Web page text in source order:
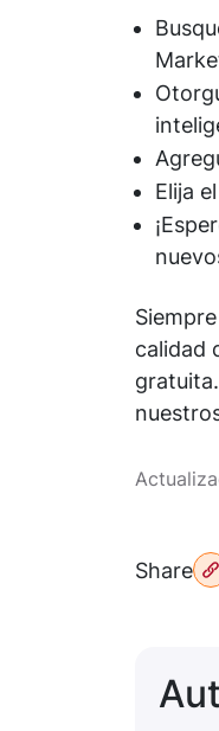
Elija
calidad
Share